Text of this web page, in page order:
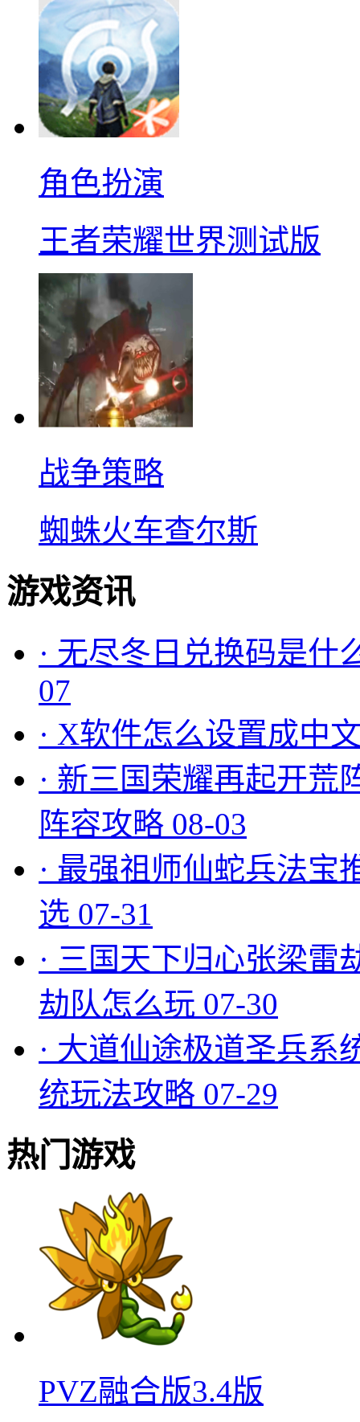
角色扮演
王者荣耀世界测试版
战争策略
蜘蛛火车查尔斯
游戏资讯
· 无尽冬日兑换码是什
07
· X软件怎么设置成中
· 新三国荣耀再起开荒
阵容攻略 08-03
· 最强祖师仙蛇兵法宝
选 07-31
· 三国天下归心张梁雷
劫队怎么玩 07-30
· 大道仙途极道圣兵系
统玩法攻略 07-29
热门游戏
PVZ融合版3.4版